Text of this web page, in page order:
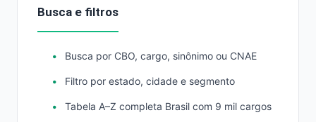
Busca e filtros
Busca por CBO, cargo, sinônimo ou CNAE
Filtro por estado, cidade e segmento
Tabela A–Z completa Brasil com 9 mil cargos